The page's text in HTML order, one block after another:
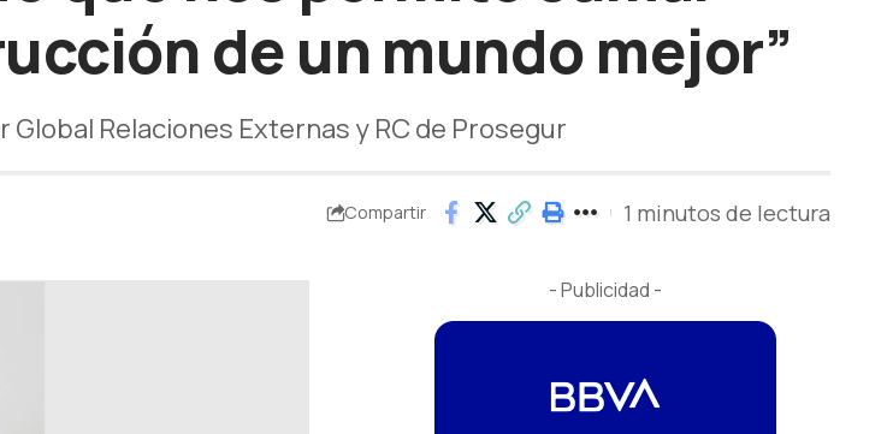
de un mundo mejor”
Relaciones Externas y RC de Prosegur
Compartir 1 minutos de lectura
- Publicidad -